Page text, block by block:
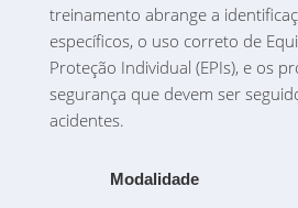
treinamento abrange a
específicos, o uso correto de
Proteção Individual (EPIs), e os
segurança que devem ser
acidentes.
Modalidade